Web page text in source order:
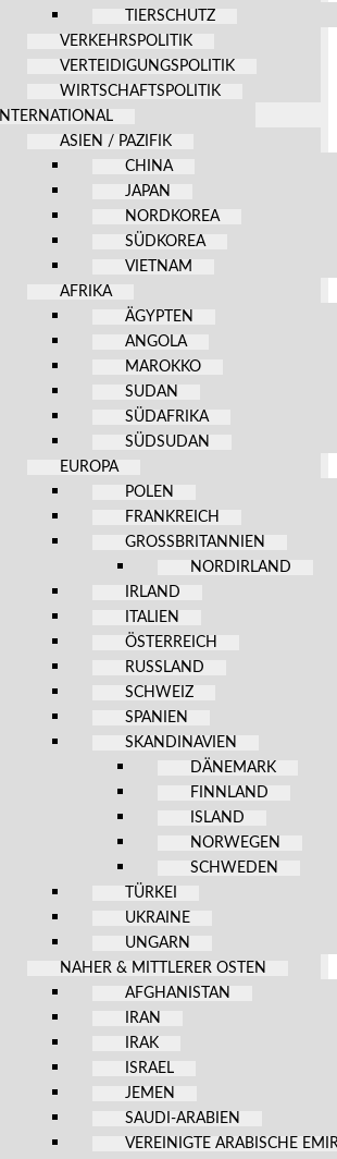
TIERSCHUTZ
VERKEHRSPOLITIK
VERTEIDIGUNGSPOLITIK
WIRTSCHAFTSPOLITIK
INTERNATIONAL
ASIEN / PAZIFIK
CHINA
JAPAN
NORDKOREA
SÜDKOREA
VIETNAM
AFRIKA
ÄGYPTEN
ANGOLA
MAROKKO
SUDAN
SÜDAFRIKA
SÜDSUDAN
EUROPA
POLEN
FRANKREICH
GROSSBRITANNIEN
NORDIRLAND
IRLAND
ITALIEN
ÖSTERREICH
RUSSLAND
SCHWEIZ
SPANIEN
SKANDINAVIEN
DÄNEMARK
FINNLAND
ISLAND
NORWEGEN
SCHWEDEN
TÜRKEI
UKRAINE
UNGARN
NAHER & MITTLERER OSTEN
AFGHANISTAN
IRAN
IRAK
ISRAEL
JEMEN
SAUDI-ARABIEN
VEREINIGTE ARABISCHE